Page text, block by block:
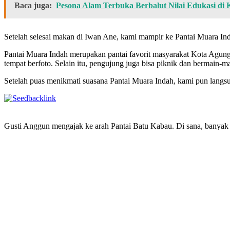
Baca juga: Pesona Alam Terbuka Berbalut Nilai Edukasi di
Setelah selesai makan di Iwan Ane, kami mampir ke Pantai Muara
Pantai Muara Indah merupakan pantai favorit masyarakat Kota
tempat berfoto. Selain itu, pengujung juga bisa piknik dan bermain-
Setelah puas menikmati suasana Pantai Muara Indah, kami pun
Gusti Anggun mengajak ke arah Pantai Batu Kabau. Di sana,